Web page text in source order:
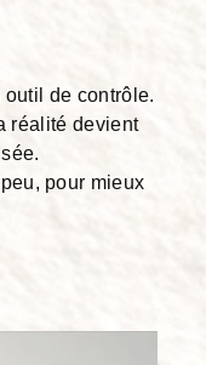
outil de contrôle.
réalité devient
pour mieux